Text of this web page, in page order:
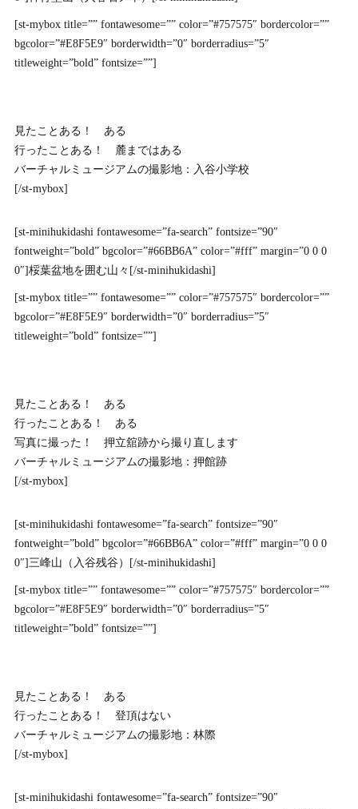
[st-mybox title=”” fontawesome=”” color=”#757575″ bordercolor=””
bgcolor=”#E8F5E9″ borderwidth=”0″ borderradius=”5″
titleweight=”bold” fontsize=””]
見たことある！ ある
行ったことある！ 麓まではある
バーチャルミュージアムの撮影地：入谷小学校
[/st-mybox]
[st-minihukidashi fontawesome=”fa-search” fontsize=”90″
fontweight=”bold” bgcolor=”#66BB6A” color=”#fff” margin=”0 0 0
0″]桵葉盆地を囲む山々[/st-minihukidashi]
[st-mybox title=”” fontawesome=”” color=”#757575″ bordercolor=””
bgcolor=”#E8F5E9″ borderwidth=”0″ borderradius=”5″
titleweight=”bold” fontsize=””]
見たことある！ ある
行ったことある！ ある
写真に撮った！ 押立舘跡から撮り直します
バーチャルミュージアムの撮影地：押館跡
[/st-mybox]
[st-minihukidashi fontawesome=”fa-search” fontsize=”90″
fontweight=”bold” bgcolor=”#66BB6A” color=”#fff” margin=”0 0 0
0″]三峰山（入谷残谷）[/st-minihukidashi]
[st-mybox title=”” fontawesome=”” color=”#757575″ bordercolor=””
bgcolor=”#E8F5E9″ borderwidth=”0″ borderradius=”5″
titleweight=”bold” fontsize=””]
見たことある！ ある
行ったことある！ 登頂はない
バーチャルミュージアムの撮影地：林際
[/st-mybox]
[st-minihukidashi fontawesome=”fa-search” fontsize=”90″